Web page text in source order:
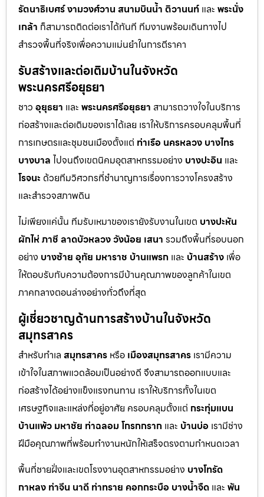
รัตนาธิเบศร์งามวงศ์วาน สนามบินน้ำ ติวานนท์ และ พระนั่ง
เกล้า ก็สามารถติดต่อเราได้ทันที ทีมงานพร้อมเดินทางไป
สำรวจพื้นที่จริงเพื่อความแม่นยำในการตีราคา
รับสร้างและต่อเติมบ้านในจังหวัด
พระนครศรีอยุธยา
ชาว อุยุธยา และ พระนครศรีอยุธยา สามารถวางใจในบริการ
ก่อสร้างและต่อเติมของเราได้เลย เราให้บริการครอบคลุมพื้นที่
การเกษตรและชุมชนเมืองตั้งแต่ ท่าเรือ นครหลวง บางไทร
บางบาล ไปจนถึงเขตนิคมอุตสาหกรรมอย่าง บางปะอิน และ
โรจนะ ด้วยทีมวิศวกรที่ชำนาญการเรื่องการวางโครงสร้าง
และสำรวจสภาพดิน
ไม่เพียงแค่นั้น ทีมรับเหมาของเรายังรับงานในเขต บางปะหัน
ผักไห่ภาชี ลาดบัวหลวงวังน้อย เสนา รวมถึงพื้นที่รอบนอก
อย่าง บางซ้าย อุทัย มหาราช บ้านแพรก และ บ้านสร้าง เพื่อ
ให้ตอบรับกับความต้องการมีบ้านคุณภาพของลูกค้าในเขต
ภาคกลางตอนล่างอย่างทั่วถึงที่สุด
ผู้เชี่ยวชาญด้านการสร้างบ้านในจังหวัด
สมุทรสาคร
สำหรับทำเล สมุทรสาคร หรือ เมืองสมุทรสาคร เรามีความ
เข้าใจในสภาพแวดล้อมเป็นอย่างดี จึงสามารถออกแบบและ
ก่อสร้างได้อย่างแข็งแรงทนทาน เราให้บริการทั้งในเขต
เศรษฐกิจและแหล่งที่อยู่อาศัย ครอบคลุมตั้งแต่ กระทุ่มแบน
บ้านแพ้ว มหาชัย ท่าฉลอมโกรกกราก และ บ้านบ่อ เรามีช่าง
ฝีมือคุณภาพที่พร้อมทำงานหนักให้เสร็จตรงตามกำหนดเวลา
พื้นที่ชายฝั่งและเขตโรงงานอุตสาหกรรมอย่าง บางโทรัด
กาหลง ท่าจีน นาดี ท่าทราย คอกกระบือ บางน้ำจืด และ พัน